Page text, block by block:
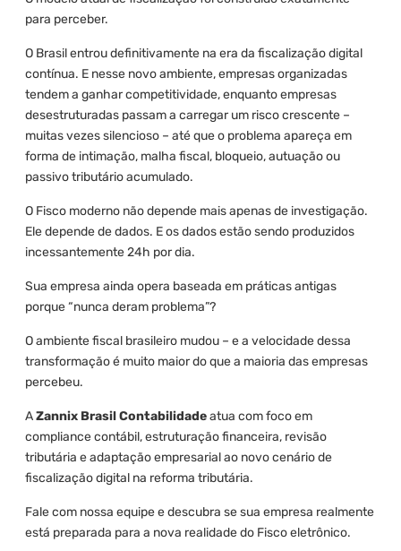
para perceber.
O Brasil entrou definitivamente na era da fiscalização digital
contínua. E nesse novo ambiente, empresas organizadas
tendem a ganhar competitividade, enquanto empresas
desestruturadas passam a carregar um risco crescente –
muitas vezes silencioso – até que o problema apareça em
forma de intimação, malha fiscal, bloqueio, autuação ou
passivo tributário acumulado.
O Fisco moderno não depende mais apenas de investigação.
Ele depende de dados. E os dados estão sendo produzidos
incessantemente 24h por dia.
Sua empresa ainda opera baseada em práticas antigas
porque “nunca deram problema”?
O ambiente fiscal brasileiro mudou – e a velocidade dessa
transformação é muito maior do que a maioria das empresas
percebeu.
AZannix Brasil Contabilidadeatua com foco em
compliance contábil, estruturação financeira, revisão
tributária e adaptação empresarial ao novo cenário de
fiscalização digital na reforma tributária.
Fale com nossa equipe e descubra se sua empresa realmente
está preparada para a nova realidade do Fisco eletrônico.